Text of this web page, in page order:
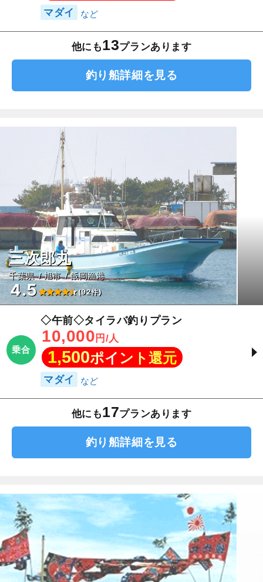
マダイ
他にも13プランあります
釣り船詳細を見る
三次郎丸
千葉県 旭市 飯岡漁港
4.5 (92件)
乗合
◇午前◇タイラバ釣りプラン
10,000 円/人
1,500ポイント還元
マダイ
他にも17プランあります
釣り船詳細を見る